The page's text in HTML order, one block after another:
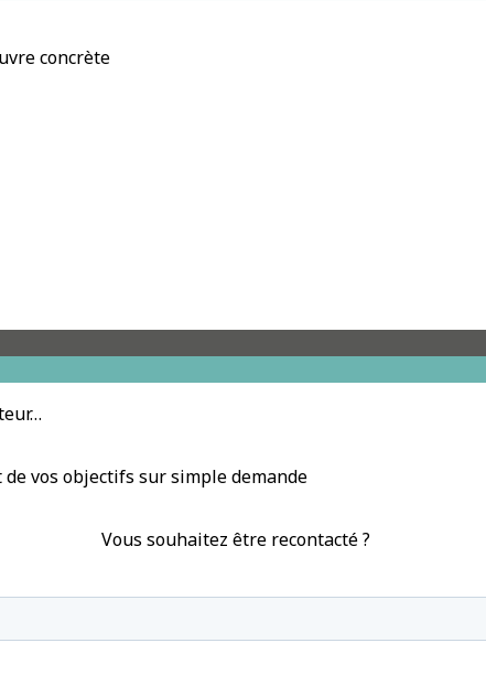
concrète
vos objectifs sur simple demande
Vous souhaitez être recontacté ?